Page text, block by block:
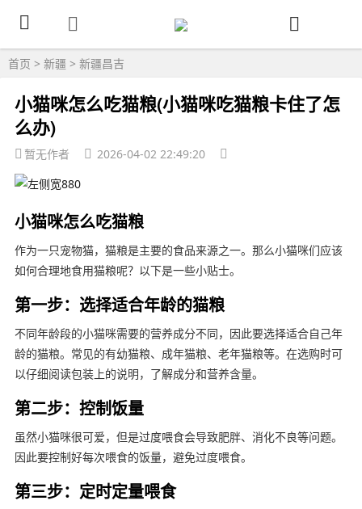
首页 > 新疆 > 新疆昌吉
小猫咪怎么吃猫粮(小猫咪吃猫粮卡住了怎
么办)
暂无作者 2026-04-02 22:49:20
小猫咪怎么吃猫粮
作为一只宠物猫，猫粮是主要的食品来源之一。那么小猫咪们应该
如何合理地食用猫粮呢？以下是一些小贴士。
第一步：选择适合年龄的猫粮
不同年龄段的小猫咪需要的营养成分不同，因此要选择适合自己年
龄的猫粮。常见的有幼猫粮、成年猫粮、老年猫粮等。在选购时可
以仔细阅读包装上的说明，了解成分和营养含量。
第二步：控制饭量
虽然小猫咪很可爱，但是过度喂食会导致肥胖、消化不良等问题。
因此要控制好每次喂食的饭量，避免过度喂食。
第三步：定时定量喂食